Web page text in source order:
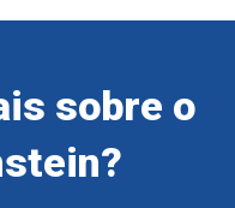
sobre o